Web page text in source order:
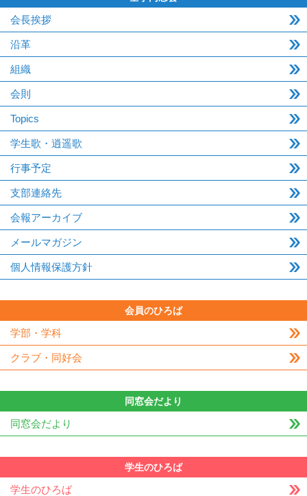
会長挨拶
沿革
組織
会則
Topics
学生歌・逍遥歌
行事予定
支部連絡先
会報アーカイブ
メールマガジン
個人情報保護方針
会員のひろば
学部・学科
クラブ・同好会
同窓会だより
同窓会だより
学生のひろば
学生のひろば